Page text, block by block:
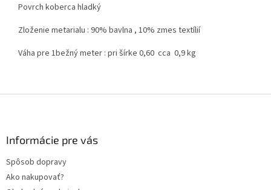
Povrch koberca hladký
Zloženie metarialu : 90% bavlna , 10% zmes textílií
Váha pre 1bežný meter : pri šírke 0,60 cca 0,9 kg
Informácie pre vás
Spôsob dopravy
Ako nakupovať?